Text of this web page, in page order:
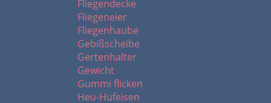
Fliegendecke
Fliegeneier
Fliegenhaube
Gebißscheibe
Gertenhalter
Gewicht
Gummi flicken
Heu-Hufeisen